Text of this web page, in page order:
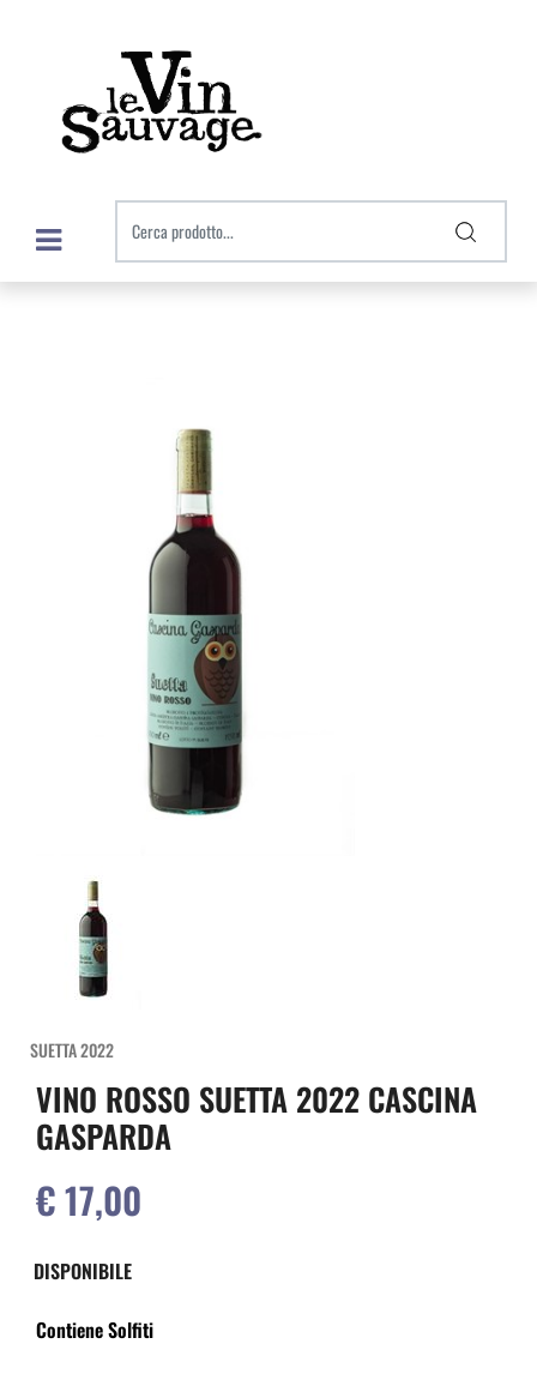
Open menu
SUETTA 2022
VINO ROSSO SUETTA 2022 CASCINA
GASPARDA
€ 17,00
DISPONIBILE
Contiene Solfiti